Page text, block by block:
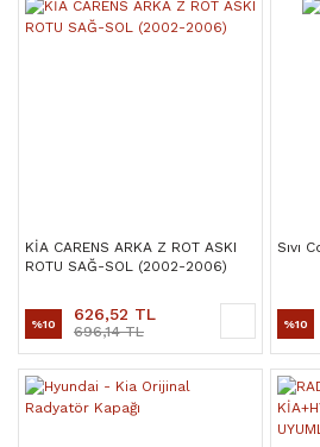
KİA CARENS ARKA Z ROT ASKI
ROTU SAĞ-SOL (2002-2006)
%10 626,52 TL
696,14 TL
Sıvı
%10